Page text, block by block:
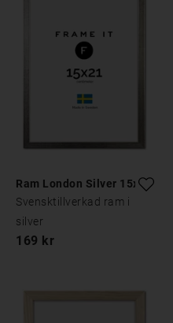
Ram London Silver 15x21
Svensktillverkad ram i
silver
169 kr